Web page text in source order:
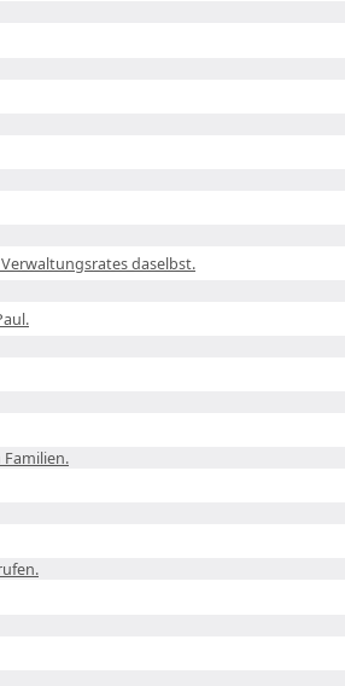
daselbst.